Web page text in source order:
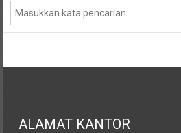
Perusahaan,
Kantor
Hukum
LBH,
ALAMAT KANTOR